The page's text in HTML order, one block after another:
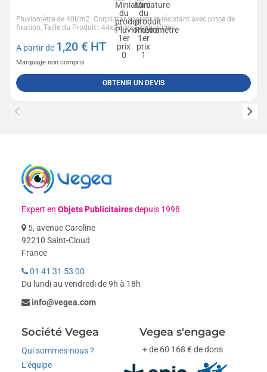
Pluviomètre de 40l/m2. Corps transparent et résistant avec pince de
fixation, Taille du Produit : 44xØ8cm, Graduation:...
A partir de 1,20 € HT
Marquage non compris
OBTENIR UN DEVIS
Expert enObjets Publicitairesdepuis 1998
5, avenue Caroline
92210 Saint-Cloud
France
01 41 31 53 00
Du lundi au vendredi de 9h à 18h
info@vegea.com
Société Vegea
Qui sommes-nous ?
L'équipe
Vegea s'engage
+ de 60 168 € de dons